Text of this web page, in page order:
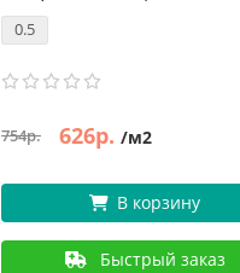
0.5
754р. 626р. /м2
В корзину
Быстрый заказ